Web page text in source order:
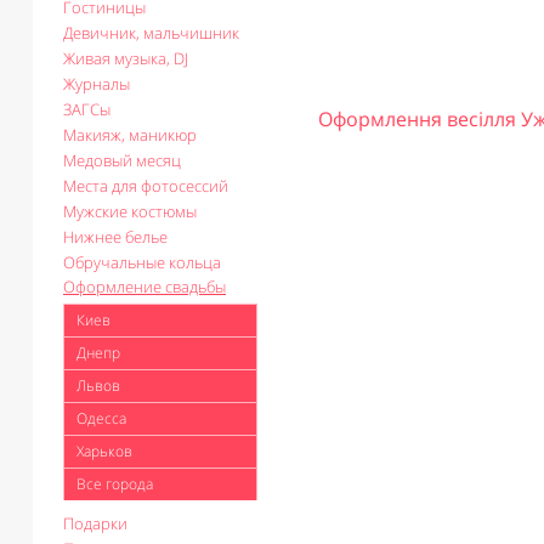
Гостиницы
Девичник, мальчишник
Живая музыка, DJ
Журналы
ЗАГСы
Макияж, маникюр
Медовый месяц
Места для фотосессий
Мужские костюмы
Нижнее белье
Обручальные кольца
Оформление свадьбы
Киев
Днепр
Львов
Одесса
Харьков
Все города
Подарки
Оформлення весілля